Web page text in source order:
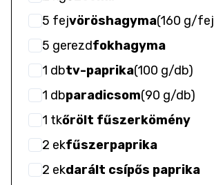
5 fejvöröshagyma(160 g/fej
5 gerezdfokhagyma
1 dbtv-paprika(100 g/db)
1 dbparadicsom(90 g/db)
1 tkőrölt fűszerkömény
2 ekfűszerpaprika
2 ekdarált csípős paprika